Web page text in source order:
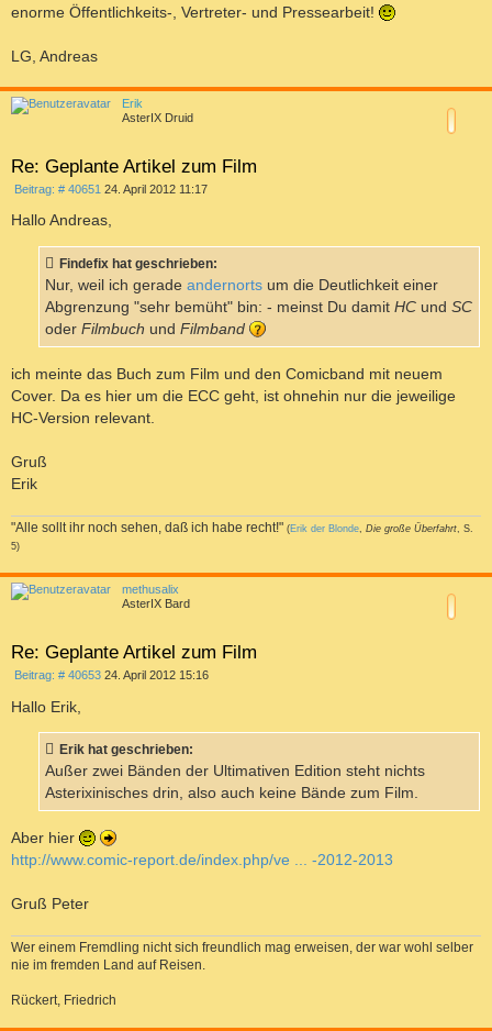
enorme Öffentlichkeits-, Vertreter- und Pressearbeit!
LG, Andreas
a
Erik
AsterIX Druid
Re: Geplante Artikel zum Film
Beitrag: # 40651 B
i
r
a
24. April 2012 11:17
Hallo Andreas,
Findefix hat geschrieben:
Nur, weil ich gerade andernorts um die Deutlichkeit einer
Abgrenzung "sehr bemüht" bin: - meinst Du damit HC und SC
oder Filmbuch und Filmband
ich meinte das Buch zum Film und den Comicband mit neuem
Cover. Da es hier um die ECC geht, ist ohnehin nur die jeweilige
HC-Version relevant.
Gruß
Erik
"Alle sollt ihr noch sehen, daß ich habe recht!" (Erik der Blonde, Die große Überfahrt, S.
5)
a
methusalix
AsterIX Bard
Re: Geplante Artikel zum Film
Beitrag: # 40653B
r
a
24. April 2012 15:16
Hallo Erik,
Erik hat geschrieben:
Außer zwei Bänden der Ultimativen Edition steht nichts
Asterixinisches drin, also auch keine Bände zum Film.
Aber hier
http://www.comic-report.de/index.php/ve ... -2012-2013
Gruß Peter
Wer einem Fremdling nicht sich freundlich mag erweisen, der war wohl selber
nie im fremden Land auf Reisen.
Rückert, Friedrich
a